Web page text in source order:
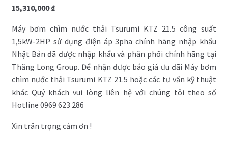
15,310,000₫
Máy bơm chìm nước thải Tsurumi KTZ 21.5 công suất
1,5kW-2HP sử dụng điện áp 3pha chính hãng nhập khẩu
Nhật Bản đã được nhập khẩu và phân phối chính hãng tại
Thăng Long Group. Để nhận được báo giá ưu đãi Máy bơm
chìm nước thải Tsurumi KTZ 21.5 hoặc các tư vấn kỹ thuật
khác Quý khách vui lòng liên hệ với chúng tôi theo số
Hotline 0969 623 286
Xin trân trọng cảm ơn !